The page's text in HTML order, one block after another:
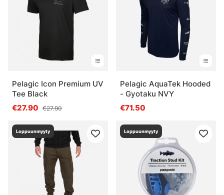
Pelagic Icon Premium UV
Tee Black
€27.90 €27.90
Pelagic AquaTek Hooded
- Gyotaku NVY
€71.50
Loppuunmyyty Loppuunmyyty